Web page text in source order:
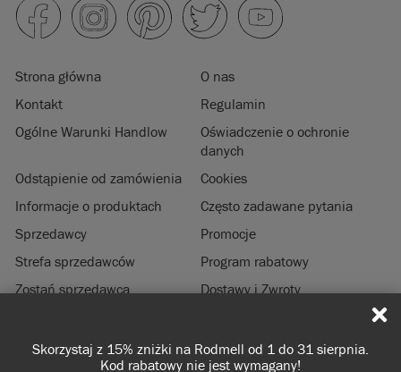
Darmowa dostawa przy zamówieniach od 350 zł
Strona główna
O nas
Kontakt
Regulamin
Ogólne Warunki Handlow
Oświadczenie o ochronie
danych
Odstąpienie od zamówienia
Cookies
Informacje o produktach
Często zadawane pytania
Sprzedawcy
Promocje
Strefa sprzedawców
Program rabatowy
Zostań sprzedawcą
Dostawy i Zwroty
© 2026 ANNIE SLOAN INTERIORS LTD. " CHALK PAINT
" jest zastrzeżonym